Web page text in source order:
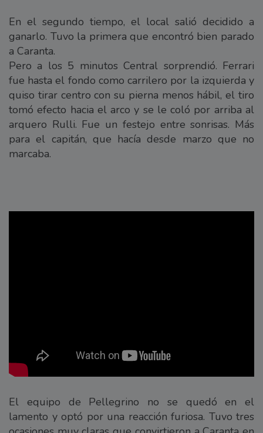
En el segundo tiempo, el local salió decidido a
ganarlo. Tuvo la primera que encontró bien parado
a Caranta.
Pero a los 5 minutos Central sorprendió. Ferrari
fue hasta el fondo como carrilero por la izquierda y
quiso tirar centro con su pierna menos hábil, el tiro
tomó efecto hacia el arco y se le coló por arriba al
arquero Rulli. Fue un festejo entre sonrisas. Más
para el capitán, que hacía desde marzo que no
marcaba.
El equipo de Pellegrino no se quedó en el
lamento y optó por una reacción furiosa. Tuvo tres